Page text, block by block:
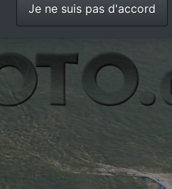
Je ne suis pas d'accord